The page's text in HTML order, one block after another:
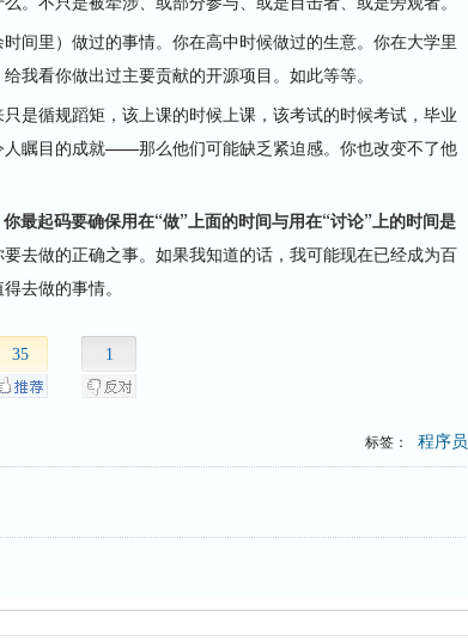
里）做过的事情。你在高中时候做过的生意。你在大学里
我看你做出过主要贡献的开源项目。如此等等。
循规蹈矩，该上课的时候上课，该考试的时候考试，毕业
瞩目的成就——那么他们可能缺乏紧迫感。你也改变不了他
你最起码要确保用在“做”上面的时间与用在“讨论”上的时间是
去做的正确之事。如果我知道的话，我可能现在已经成为百
去做的事情。
35 1
标签： 程序员